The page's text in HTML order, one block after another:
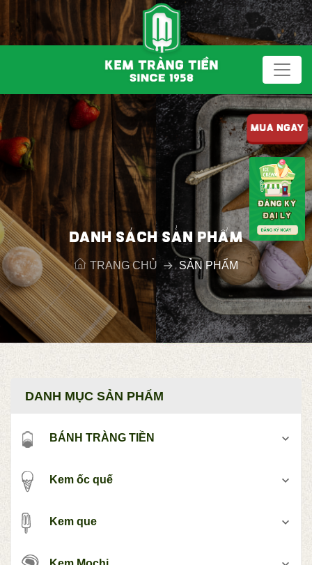
DANH SÁCH SẢN PHẨM
TRANG CHỦ SẢN PHẨM
DANH MỤC SẢN PHẨM
BÁNH TRÀNG TIỀN
Kem ốc quế
Kem que
MUA NGAY